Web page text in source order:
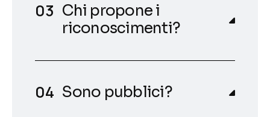
Chi propone i
riconoscimenti?
Sono pubblici?